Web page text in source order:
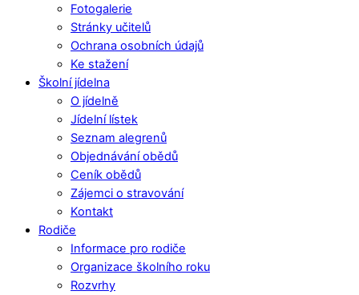
Fotogalerie
Stránky učitelů
Ochrana osobních údajů
Ke stažení
Školní jídelna
O jídelně
Jídelní lístek
Seznam alegrenů
Objednávání obědů
Ceník obědů
Zájemci o stravování
Kontakt
Rodiče
Informace pro rodiče
Organizace školního roku
Rozvrhy